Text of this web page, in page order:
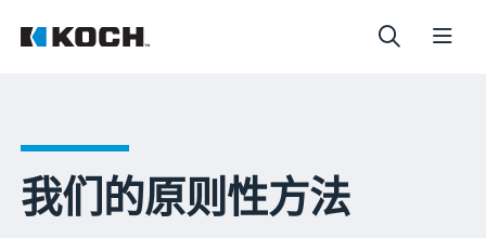
我们的原则性方法